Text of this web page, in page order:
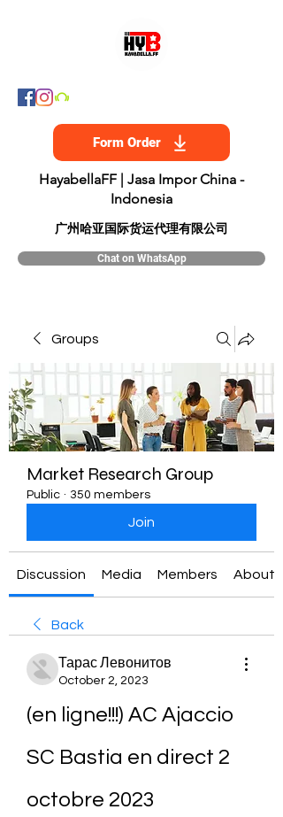
Form Order
HayabellaFF | Jasa Impor China -
Indonesia
​广州哈亚国际货运代理有限公司
Chat on WhatsApp
Groups
Market Research Group
Public · 350 members
Join
Discussion Media Members About
Back
Тарас Левонитов
October 2, 2023
(en ligne!!!) AC Ajaccio
SC Bastia en direct 2
octobre 2023